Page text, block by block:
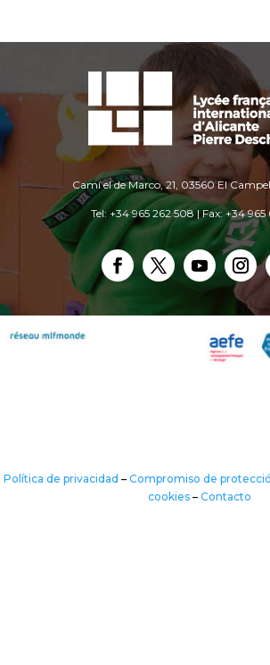
Camí el de Marco, 21, 03560 El
Tel: +34 965 262 508 | Fax: +34 965
Política de privacidad – Compromiso de
cookies – Contacto